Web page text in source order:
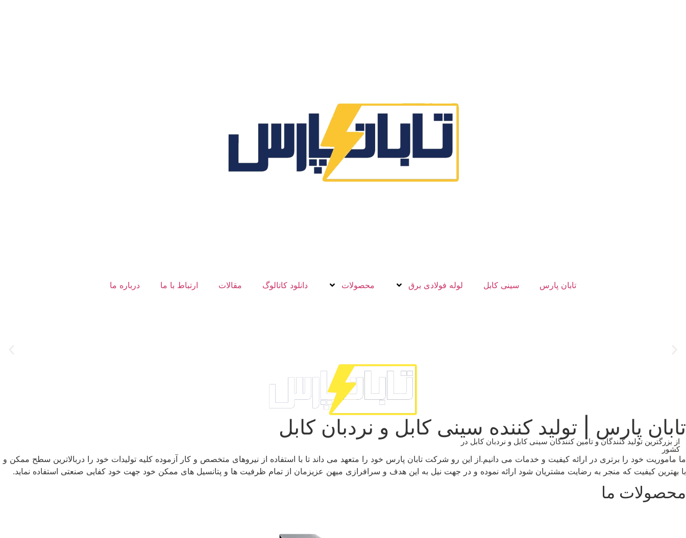
تابان پارس سینی کابل لوله فولادی برق محصولات دانلود کاتالوگ مقالات ارتباط با ما درباره ما
طراحی و تولید انواع سینی کابل گالوانیزه گرم عمقی، سینی کابل گالوانیزه سرد، نردبان
تابان پارس | تولید کننده سینی کابل و نردبان کابل
از بزرگترین تولید کنندگان و تامین کنندگان سینی کابل و نردبان کابل در
کشور
ما ماموریت خود را برتری در ارائه کیفیت و خدمات می دانیم.از این رو شرکت تابان پارس خود را متعهد می داند تا با استفاده از نیروهای متخصص و کار آزموده کلیه تولیدات خود را دربالاترین سطح ممکن و
با بهترین کیفیت که منجر به رضایت مشتریان شود ارائه نموده و در جهت نیل به این هدف و سرافرازی میهن عزیزمان از تمام ظرفیت ها و پتانسیل های ممکن خود جهت خود کفایی صنعتی استفاده نماید.
محصولات ما